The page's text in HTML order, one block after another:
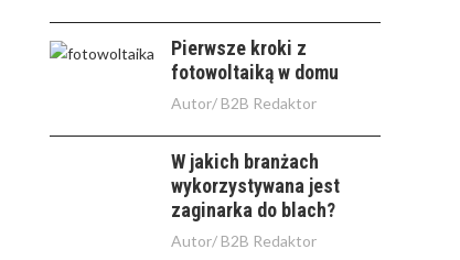
Pierwsze kroki z
fotowoltaiką w domu
Autor/ B2B Redaktor
W jakich branżach
wykorzystywana jest
zaginarka do blach?
Autor/ B2B Redaktor